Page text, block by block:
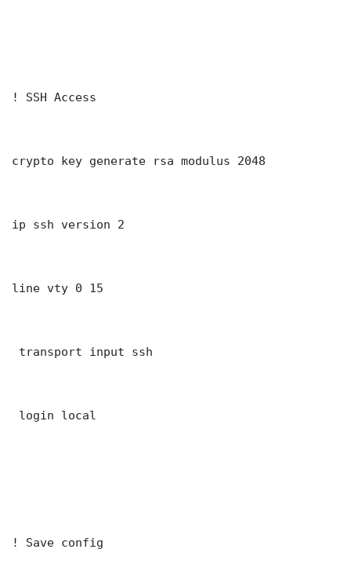
! SSH Access
crypto key generate rsa modulus 2048
ip ssh version 2
line vty 0 15
transport input ssh
login local
! Save config